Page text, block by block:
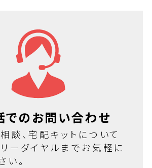
でのお問い合わせ
談、宅配キットについて
ーダイヤルまでお気軽に
い。